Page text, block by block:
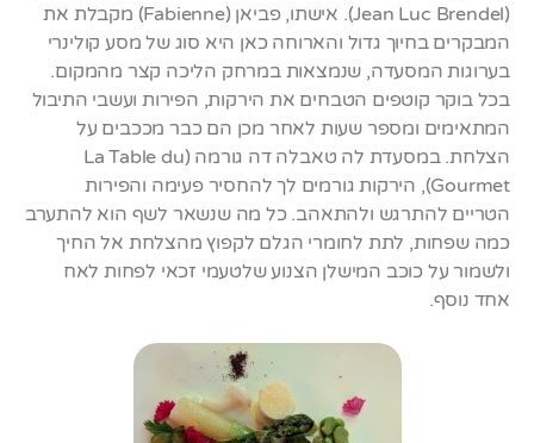
(Jean Luc Brendel). אישתו, פביאן (Fabienne) מקבלת את
המבקרים בחיוך גדול והארוחה כאן היא סוג של מסע קולינרי
בערוגות המסעדה, שנמצאות במרחק הליכה קצר מהמקום.
בכל בוקר קוטפים הטבחים את הירקות, הפירות ועשבי התיבול
המתאימים ומספר שעות לאחר מכן הם כבר מככבים על
הצלחת. במסעדת לה טאבלה דה גורמה (La Table du
Gourmet), הירקות גורמים לך להחסיר פעימה והפירות
הטריים להתרגש ולהתאהב. כל מה שנשאר לשף הוא להתערב
כמה שפחות, לתת לחומרי הגלם לקפוץ מהצלחת אל החיך
ולשמור על כוכב המישלן הצנוע שלטעמי זכאי לפחות לאח
אחד נוסף.